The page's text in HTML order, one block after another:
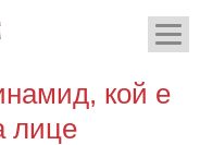
кой е
лице